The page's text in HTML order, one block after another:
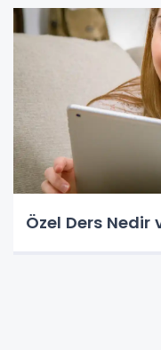
Özel Ders Nedir